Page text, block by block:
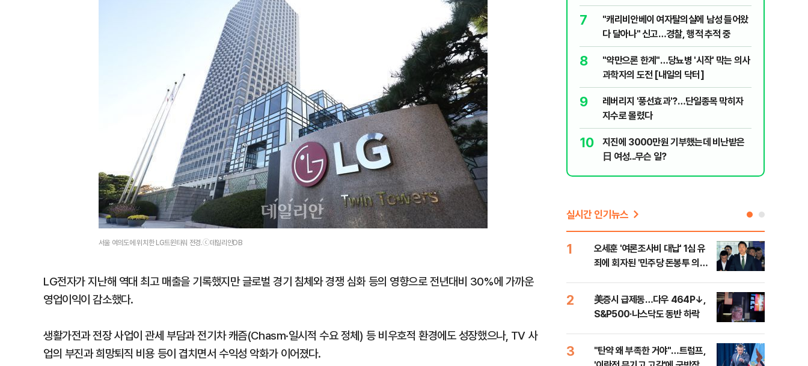
서울 여의도에 위치한 LG트윈타워 전경.ⓒ데일리안DB
LG전자가 지난해 역대 최고 매출을 기록했지만 글로벌 경기 침체와 경쟁 심화 등의 영향으로 전년대비 30%에 가까운
영업이익이 감소했다.
생활가전과 전장 사업이 관세 부담과 전기차 캐즘(Chasm·일시적 수요 정체) 등 비우호적 환경에도 성장했으나, TV 사
업의 부진과 희망퇴직 비용 등이 겹치면서 수익성 악화가 이어졌다.
[데일리안 오늘뉴스 종합] 축구협회 외국
인 심판에 성접대 의혹, 李대통령 20대 지
지율 하락 의식했나, 삼전닉스 올인은 금
물, SK하이닉스 프리마켓 시초가 논란 재
점화, 김민석 "과반 승리 가능성 99%" 등
3
오세훈 '여론조사비 대납' 1심 유죄에 회자
된 '민주당 돈봉투 의혹'…왜?
4
李대통령, 20대 지지율 하락 의식했
나…"청년 보편적 지원 문턱 낮춰야"
5
'압수수색·성접대 의혹' 송두리째 흔들리는
대한민국 축구판
리 헬스]
7
"캐리비안베이 여자탈의실에 남성 들어왔
다 달아나" 신고…경찰, 행적 추적 중
8
"약만으론 한계"…당뇨병 '시작' 막는 의사
과학자의 도전 [내일의 닥터]
9
레버리지 '풍선효과'?…단일종목 막히자
지수로 몰렸다
10
지진에 3000만원 기부했는데 비난받은
日 여성...무슨 일?
실시간 인기뉴스
1
오세훈 '여론조사비 대납' 1심 유
죄에 회자된 '민주당 돈봉투 의
2
美증시 급제동…다우 464P↓,
S&P500·나스닥도 동반 하락
3
"탄약 왜 부족한 거야"…트럼프,